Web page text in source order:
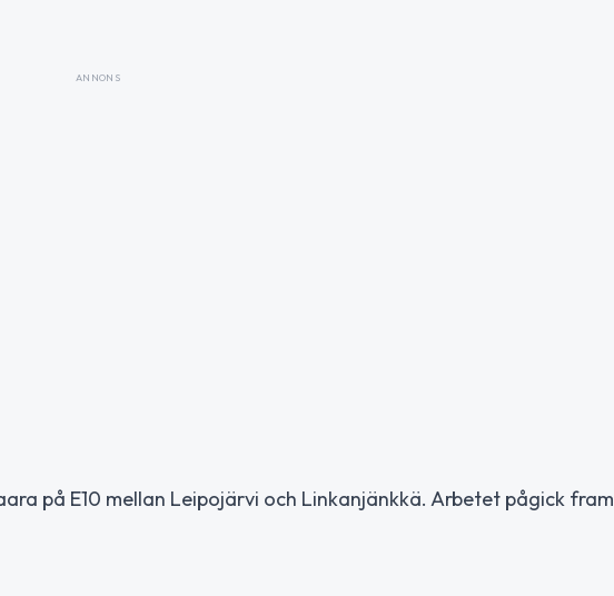
ANNONS
på E10 mellan Leipojärvi och Linkanjänkkä. Arbetet pågick fram